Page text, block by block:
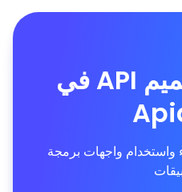
ممارسة تصميم API في
واجهات برمجة